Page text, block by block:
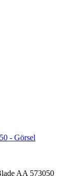
AA 573050